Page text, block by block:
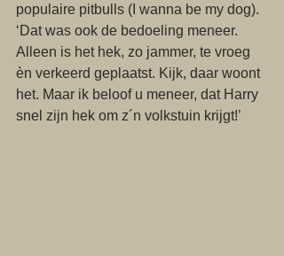
populaire pitbulls (I wanna be my dog).
‘Dat was ook de bedoeling meneer.
Alleen is het hek, zo jammer, te vroeg
èn verkeerd geplaatst. Kijk, daar woont
het. Maar ik beloof u meneer, dat Harry
snel zijn hek om z´n volkstuin krijgt!’